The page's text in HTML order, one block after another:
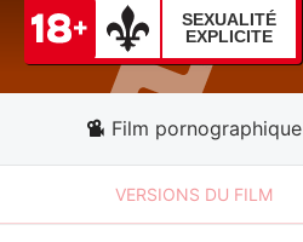
SEXUALITÉ
EXPLICITE
Film pornographique
VERSIONS DU FILM